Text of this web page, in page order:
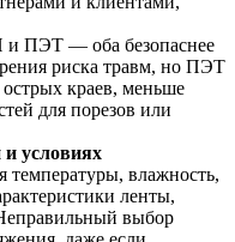
ПЭТ — оба безопаснее
риска травм, но ПЭТ
краев, меньше
для порезов или
условиях
температуры, влажность,
ленты,
выбор